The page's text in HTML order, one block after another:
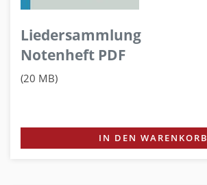
Liedersammlung
Notenheft PDF
(20 MB)
IN DEN WARENKORB